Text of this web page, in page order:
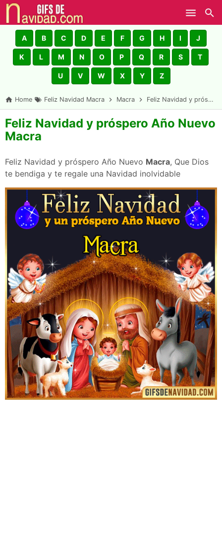
Skip to main content
A B C D E F G H I J
K L M N O P Q R S T
U V W X Y Z
Home Feliz Navidad Macra Macra Feliz Navidad y próspero Año Nuevo Macra
Feliz Navidad y próspero Año Nuevo
Macra
Feliz Navidad y próspero Año Nuevo Macra, Que Dios
te bendiga y te regale una Navidad inolvidable